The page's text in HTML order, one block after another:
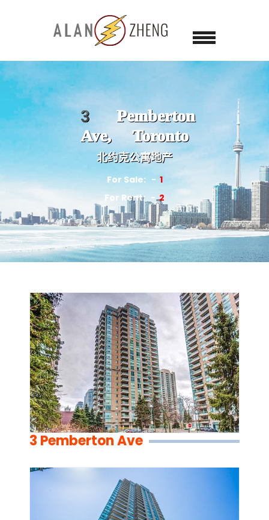
3 Pemberton
Ave, Toronto
北约克公寓地产
For Sale:
1
For Rent:
2
3 Pemberton Ave